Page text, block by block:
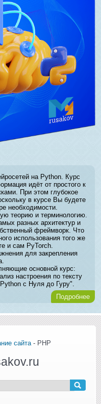
на Python. Курс
идёт от простого к
При этом глубокое
в курсе Вы будете
необходимости.
теорию и терминологию.
разных архитектур и
фреймворк. Что
использования того же
и сам PyTorch.
для закрепления
основной курс:
настроения по тексту
с Нуля до Гуру".
Подробнее
сайта- PHP